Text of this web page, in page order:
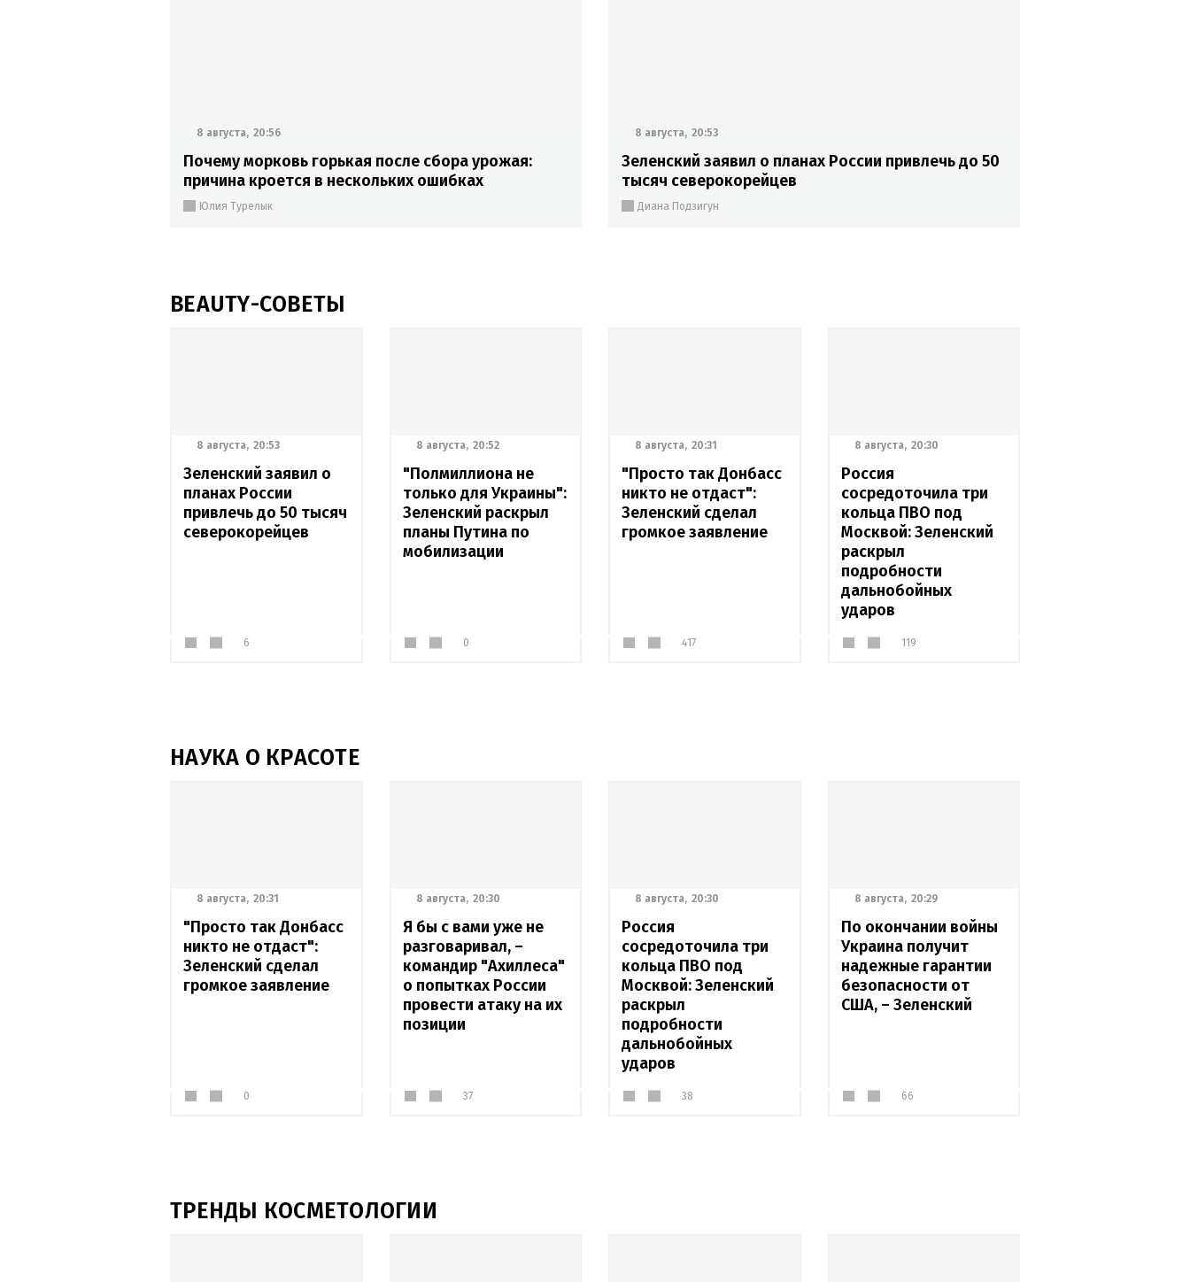
Почему морковь горькая после сбора урожая:
причина кроется в нескольких ошибках
8 августа, 20:56
Юлия Турелык
Зеленский заявил о планах России привлечь до 50
тысяч северокорейцев
8 августа, 20:53
Диана Подзигун
BEAUTY-СОВЕТЫ
Зеленский заявил о
планах России
привлечь до 50 тысяч
северокорейцев
8 августа, 20:53
6
"Полмиллиона не
только для Украины":
Зеленский раскрыл
планы Путина по
мобилизации
8 августа, 20:52
0
"Просто так Донбасс
никто не отдаст":
Зеленский сделал
громкое заявление
8 августа, 20:31
417
Россия
сосредоточила три
кольца ПВО под
Москвой: Зеленский
раскрыл
подробности
дальнобойных
ударов
8 августа, 20:30
119
НАУКА О КРАСОТЕ
"Просто так Донбасс
никто не отдаст":
Зеленский сделал
громкое заявление
8 августа, 20:31
0
Я бы с вами уже не
разговаривал, –
командир "Ахиллеса"
о попытках России
провести атаку на их
позиции
8 августа, 20:30
37
Россия
сосредоточила три
кольца ПВО под
Москвой: Зеленский
раскрыл
подробности
дальнобойных
ударов
8 августа, 20:30
38
По окончании войны
Украина получит
надежные гарантии
безопасности от
США, – Зеленский
8 августа, 20:29
66
ТРЕНДЫ КОСМЕТОЛОГИИ